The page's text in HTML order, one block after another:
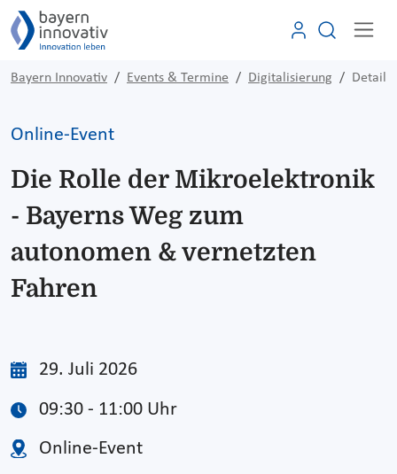
Bayern Innovativ Events & Termine Digitalisierung Detail
Online-Event
Die Rolle der Mikroelektronik
- Bayerns Weg zum
autonomen & vernetzten
Fahren
29. Juli 2026
09:30 - 11:00 Uhr
Online-Event